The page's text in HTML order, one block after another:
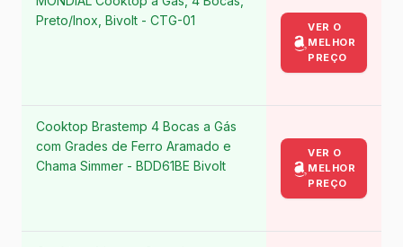
Preto/Inox, Bivolt - CTG-01
VER O
MELHOR
PREÇO
Cooktop Brastemp 4 Bocas a Gás
com Grades de Ferro Aramado e
Chama Simmer - BDD61BE Bivolt
VER O
MELHOR
PREÇO